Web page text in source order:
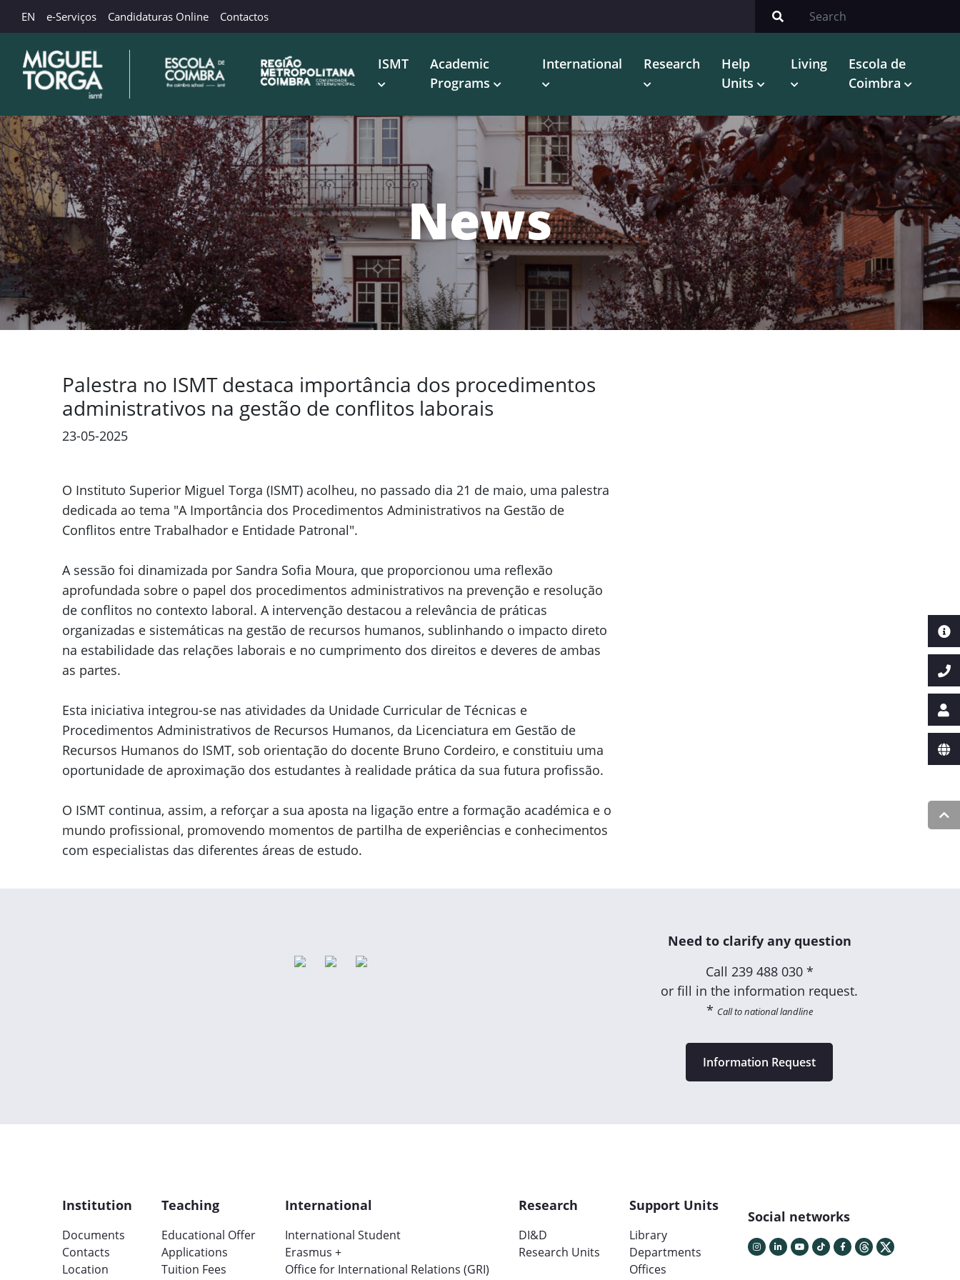
EN e-Serviços Candidaturas Online Contactos
ISMT
Academic
Programs
International Research
Help
Units
Living
Escola de
Coimbra
News
Palestra no ISMT destaca importância dos procedimentos
administrativos na gestão de conflitos laborais
23-05-2025
O Instituto Superior Miguel Torga (ISMT) acolheu, no passado dia 21 de maio, uma palestra
dedicada ao tema "A Importância dos Procedimentos Administrativos na Gestão de
Conflitos entre Trabalhador e Entidade Patronal".
A sessão foi dinamizada por Sandra Sofia Moura, que proporcionou uma reflexão
aprofundada sobre o papel dos procedimentos administrativos na prevenção e resolução
de conflitos no contexto laboral. A intervenção destacou a relevância de práticas
organizadas e sistemáticas na gestão de recursos humanos, sublinhando o impacto direto
na estabilidade das relações laborais e no cumprimento dos direitos e deveres de ambas
as partes.
Esta iniciativa integrou-se nas atividades da Unidade Curricular de Técnicas e
Procedimentos Administrativos de Recursos Humanos, da Licenciatura em Gestão de
Recursos Humanos do ISMT, sob orientação do docente Bruno Cordeiro, e constituiu uma
oportunidade de aproximação dos estudantes à realidade prática da sua futura profissão.
O ISMT continua, assim, a reforçar a sua aposta na ligação entre a formação académica e o
mundo profissional, promovendo momentos de partilha de experiências e conhecimentos
com especialistas das diferentes áreas de estudo.
Need to clarify any question
Call 239 488 030 *
or fill in the information request.
* Call to national landline
Information Request
Institution
Documents
Contacts
Location
Teaching
Educational Offer
Applications
Tuition Fees
International
International Student
Erasmus +
Office for International Relations (GRI)
Research
DI&D
Research Units
Support Units
Library
Departments
Offices
Social networks